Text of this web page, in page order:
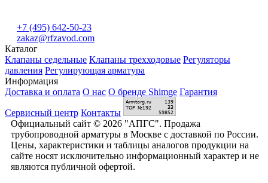
+7 (495) 642-50-23
zakaz@rfzavod.com
Каталог
Клапаны седельные Клапаны трехходовые Регуляторы
давления Регулирующая арматура
Информация
Доставка и оплата О нас О бренде Shimge Гарантия
Сервисный центр Контакты
Официальный сайт © 2026 "АПГС". Продажа
трубопроводной арматуры в Москве с доставкой по России.
Цены, характеристики и таблицы аналогов продукции на
сайте носят исключительно информационный характер и не
являются публичной офертой.